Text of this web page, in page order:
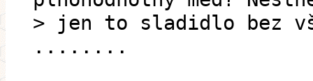
> jen to sladidlo bez
........